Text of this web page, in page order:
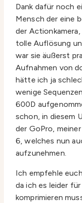
Dank dafür noch
Mensch der eine
der
tolle Auflösung
war sie äußerst
Aufnahmen von
hätte ich ja
wenige
600D
schon, in diesem
der GoPro,
6, welches nun
aufzunehmen.
Ich empfehle
da ich es leider
komprimieren